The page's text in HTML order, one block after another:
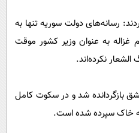
خارجیرسانه‌های دولت سوریه تنها به
غزاله به عنوان وزیر کشور موقت
الشعار نکرده‌اند.
بازگردانده شد و در سکوت کامل
خاک سپرده شده است.